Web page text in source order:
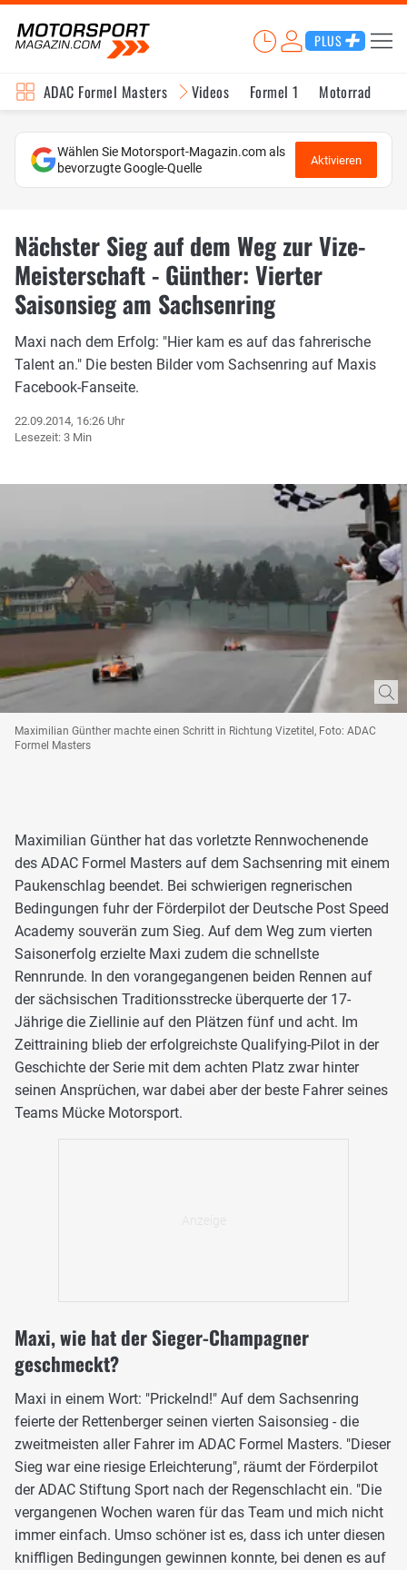
PLUS
ADAC Formel Masters Videos Formel 1 Motorrad
Wählen Sie Motorsport-Magazin.com als
bevorzugte Google-Quelle
Aktivieren
Nächster Sieg auf dem Weg zur Vize-
Meisterschaft - Günther: Vierter
Saisonsieg am Sachsenring
Maxi nach dem Erfolg: "Hier kam es auf das fahrerische
Talent an." Die besten Bilder vom Sachsenring auf Maxis
Facebook-Fanseite.
22.09.2014, 16:26 Uhr
Lesezeit: 3 Min
Maximilian Günther machte einen Schritt in Richtung Vizetitel, Foto: ADAC
Formel Masters
Maximilian Günther hat das vorletzte Rennwochenende
des ADAC Formel Masters auf dem Sachsenring mit einem
Paukenschlag beendet. Bei schwierigen regnerischen
Bedingungen fuhr der Förderpilot der Deutsche Post Speed
Academy souverän zum Sieg. Auf dem Weg zum vierten
Saisonerfolg erzielte Maxi zudem die schnellste
Rennrunde. In den vorangegangenen beiden Rennen auf
der sächsischen Traditionsstrecke überquerte der 17-
Jährige die Ziellinie auf den Plätzen fünf und acht. Im
Zeittraining blieb der erfolgreichste Qualifying-Pilot in der
Geschichte der Serie mit dem achten Platz zwar hinter
seinen Ansprüchen, war dabei aber der beste Fahrer seines
Teams Mücke Motorsport.
Maxi, wie hat der Sieger-Champagner
geschmeckt?
Maxi in einem Wort: "Prickelnd!" Auf dem Sachsenring
feierte der Rettenberger seinen vierten Saisonsieg - die
zweitmeisten aller Fahrer im ADAC Formel Masters. "Dieser
Sieg war eine riesige Erleichterung", räumt der Förderpilot
der ADAC Stiftung Sport nach der Regenschlacht ein. "Die
vergangenen Wochen waren für das Team und mich nicht
immer einfach. Umso schöner ist es, dass ich unter diesen
kniffligen Bedingungen gewinnen konnte, bei denen es auf